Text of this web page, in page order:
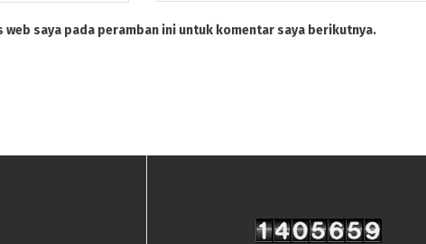
web saya pada peramban ini untuk komentar saya berikutnya.